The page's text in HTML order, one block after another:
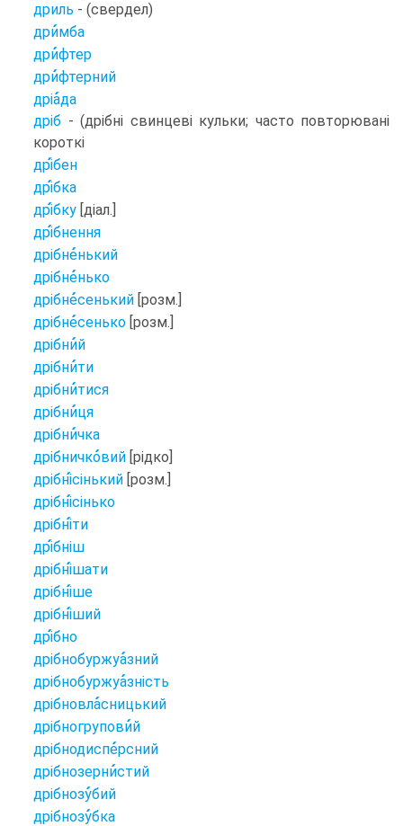
дриль - (свердел)
дримба
дрифтер
дрифтерний
дріада
дріб - (дрібні свинцеві кульки; часто повторювані
короткі
дрібен
дрібка
дрібку [діал.]
дрібнення
дрібненький
дрібненько
дрібнесенький [розм.]
дрібнесенько [розм.]
дрібний
дрібнити
дрібнитися
дрібниця
дрібничка
дрібничковий [рідко]
дрібнісінький [розм.]
дрібнісінько
дрібніти
дрібніш
дрібнішати
дрібніше
дрібніший
дрібно
дрібнобуржуазний
дрібнобуржуазність
дрібновласницький
дрібногруповий
дрібнодисперсний
дрібнозернистий
дрібнозубий
дрібнозубка